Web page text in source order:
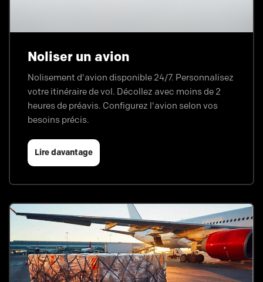
Noliser un avion
Nolisement d'avion disponible 24/7. Personnalisez
votre itinéraire de vol. Décollez avec moins de 2
heures de préavis. Configurez l'avion selon vos
besoins précis.
Lire davantage